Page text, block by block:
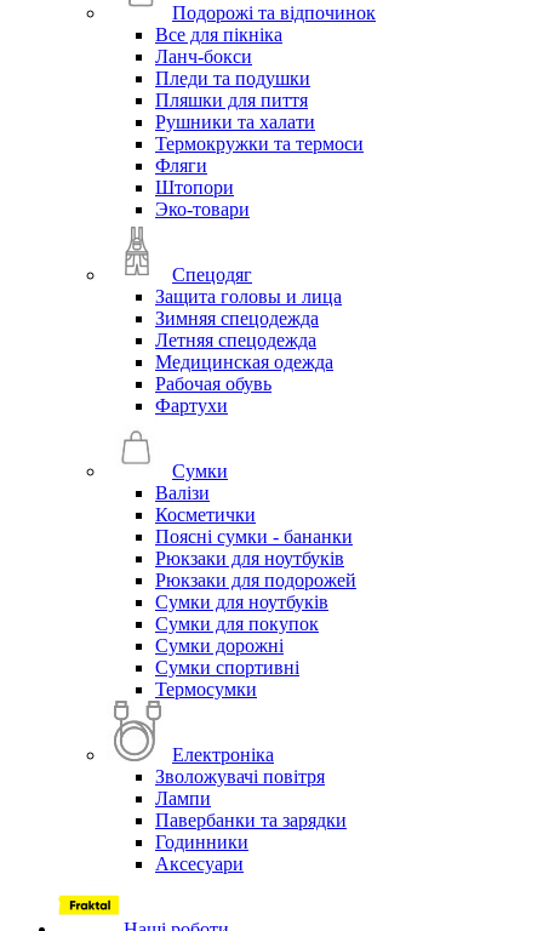
Подорожі та відпочинок
Все для пікніка
Ланч-бокси
Пледи та подушки
Пляшки для пиття
Рушники та халати
Термокружки та термоси
Фляги
Штопори
Эко-товари
Спецодяг
Защита головы и лица
Зимняя спецодежда
Летняя спецодежда
Медицинская одежда
Рабочая обувь
Фартухи
Сумки
Валізи
Косметички
Поясні сумки - бананки
Рюкзаки для ноутбуків
Рюкзаки для подорожей
Сумки для ноутбуків
Сумки для покупок
Сумки дорожні
Сумки спортивні
Термосумки
Електроніка
Зволожувачі повітря
Лампи
Павербанки та зарядки
Годинники
Аксесуари